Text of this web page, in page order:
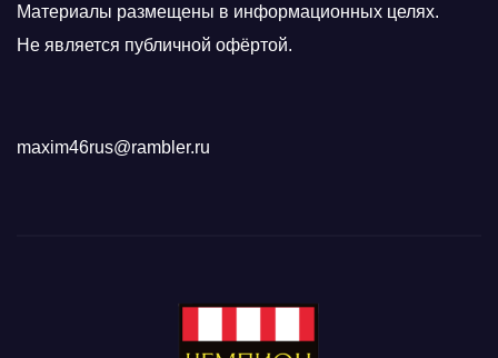
Материалы размещены в информационных целях.
Не является публичной офёртой.
maxim46rus@rambler.ru